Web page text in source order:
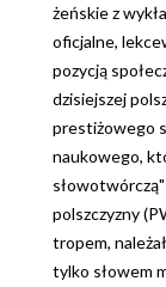
żeńskie z
oficjalne,
pozycją
dzisiejszej
prestiżowego
naukowego,
polszczyzny
tropem,
tylko słowem